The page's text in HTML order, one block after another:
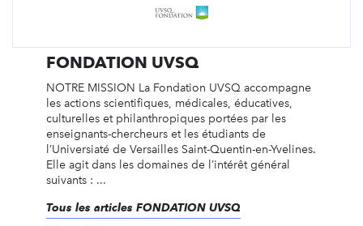
FONDATION UVSQ
NOTRE MISSION La Fondation UVSQ accompagne
les actions scientifiques, médicales, éducatives,
culturelles et philanthropiques portées par les
enseignants-chercheurs et les étudiants de
l’Universiaté de Versailles Saint-Quentin-en-Yvelines.
Elle agit dans les domaines de l’intérêt général
suivants : ...
Tous les articles FONDATION UVSQ